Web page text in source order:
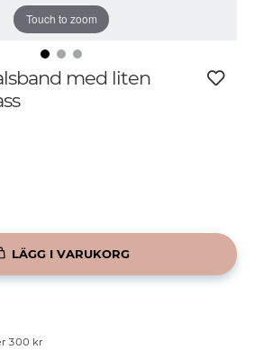
Touch to zoom
med liten
LÄGG I VARUKORG
300 kr